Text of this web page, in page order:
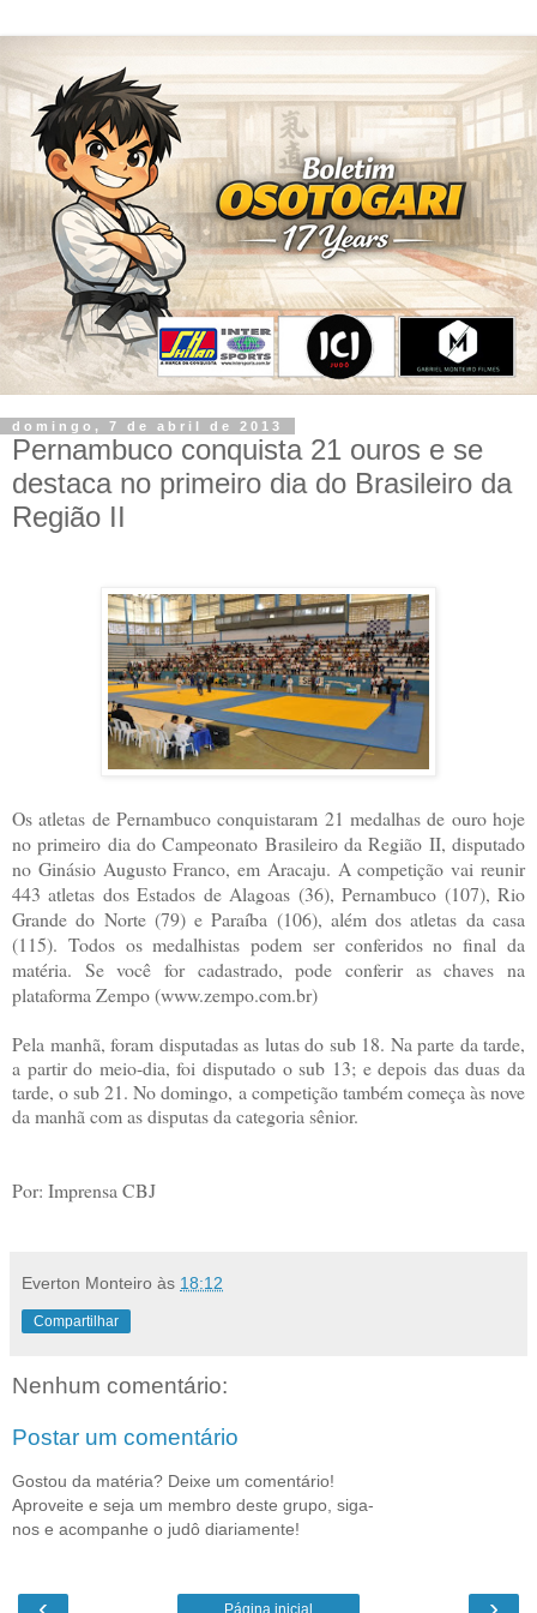
domingo, 7 de abril de 2013
Pernambuco conquista 21 ouros e se
destaca no primeiro dia do Brasileiro da
Região II
Os atletas de Pernambuco conquistaram 21 medalhas de ouro hoje
no primeiro dia do Campeonato Brasileiro da Região II, disputado
no Ginásio Augusto Franco, em Aracaju. A competição vai reunir
443 atletas dos Estados de Alagoas (36), Pernambuco (107), Rio
Grande do Norte (79) e Paraíba (106), além dos atletas da casa
(115). Todos os medalhistas podem ser conferidos no final da
matéria. Se você for cadastrado, pode conferir as chaves na
plataforma Zempo (www.zempo.com.br)
Pela manhã, foram disputadas as lutas do sub 18. Na parte da tarde,
a partir do meio-dia, foi disputado o sub 13; e depois das duas da
tarde, o sub 21. No domingo, a competição também começa às nove
da manhã com as disputas da categoria sênior.
Por: Imprensa CBJ
Everton Monteiro às 18:12
Compartilhar
Nenhum comentário:
Postar um comentário
Gostou da matéria? Deixe um comentário!
Aproveite e seja um membro deste grupo, siga-
nos e acompanhe o judô diariamente!
Página inicial